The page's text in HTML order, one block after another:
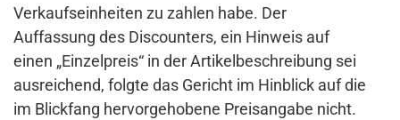
Verkaufseinheiten zu zahlen habe. Der
Auffassung des Discounters, ein Hinweis auf
einen „Einzelpreis“ in der Artikelbeschreibung sei
ausreichend, folgte das Gericht im Hinblick auf die
im Blickfang hervorgehobene Preisangabe nicht.